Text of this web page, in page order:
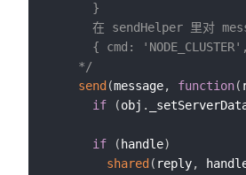
      }
在 sendHelper 里对
{ cmd:
    */
send (message, function(
if
(obj .
if ( handle)
shared ( reply,